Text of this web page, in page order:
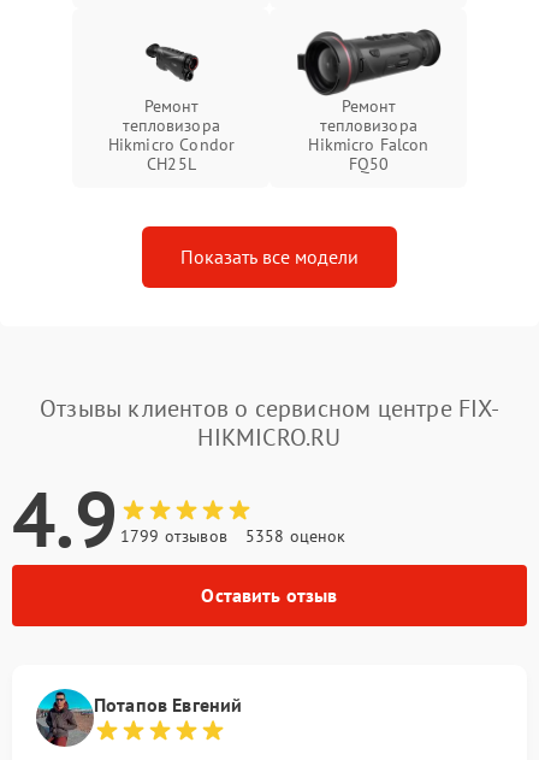
Ремонт
тепловизора
Hikmicro Condor
CH25L
Ремонт
тепловизора
Hikmicro Falcon
FQ50
Показать все модели
Отзывы клиентов о сервисном центре FIX-
HIKMICRO.RU
4.9 1799 отзывов 5358 оценок
Оставить отзыв
Потапов Евгений